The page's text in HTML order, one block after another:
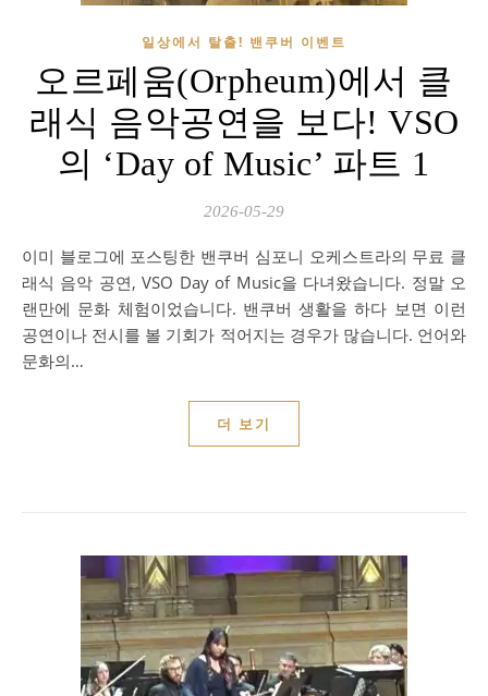
일상에서 탈출! 밴쿠버 이벤트
오르페움(Orpheum)에서 클
래식 음악공연을 보다! VSO
의 ‘Day of Music’ 파트 1
2026-05-29
이미 블로그에 포스팅한 밴쿠버 심포니 오케스트라의 무료 클
래식 음악 공연, VSO Day of Music을 다녀왔습니다. 정말 오
랜만에 문화 체험이었습니다. 밴쿠버 생활을 하다 보면 이런
공연이나 전시를 볼 기회가 적어지는 경우가 많습니다. 언어와
문화의…
더 보기